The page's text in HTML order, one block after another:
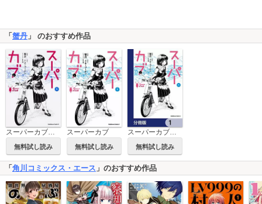
「 蟹丹 」 のおすすめ作品
スーパーカブ【タテスク】
無料試し読み
スーパーカブ
無料試し読み
スーパーカブ【分冊版】
無料試し読み
「 角川コミックス・エース 」のおすすめ作品